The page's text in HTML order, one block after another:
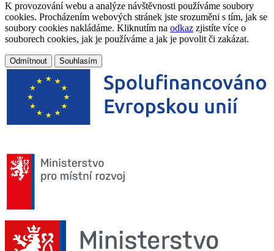
K provozování webu a analýze návštěvnosti používáme soubory
cookies. Procházením webových stránek jste srozuměni s tím, jak se
soubory cookies nakládáme. Kliknutím na odkaz zjistíte více o
souborech cookies, jak je používáme a jak je povolit či zakázat.
Odmítnout Souhlasím